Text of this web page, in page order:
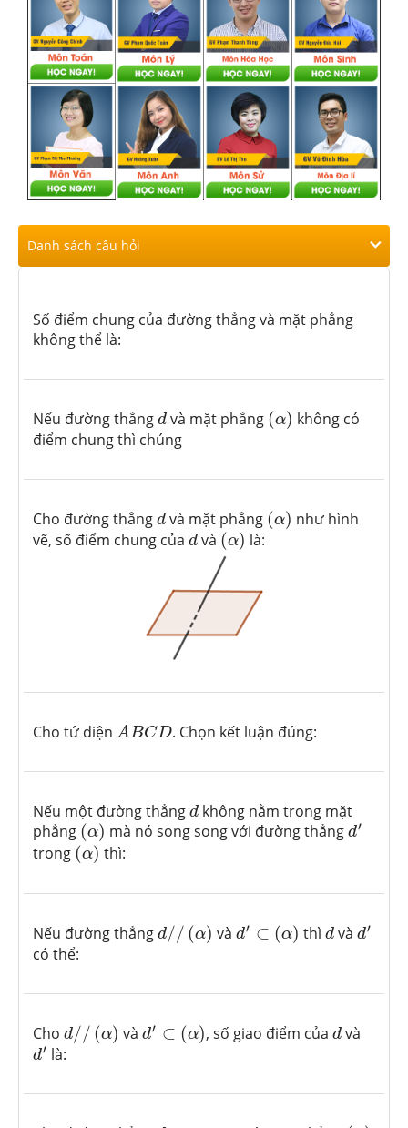
Danh sách câu hỏi
Số điểm chung của đường thẳng và mặt phẳng
không thể là:
Nếu đường thẳng d
dvà mặt phẳng (α)
(α) không có
điểm chung thì chúng
Cho đường thẳng d
dvà mặt phẳng (α)
(α) như hình
vẽ, số điểm chung của d
dvà (α)
(α) là:
Cho tứ diện ABCD
A BCD . Chọn kết luận đúng:
Nếu một đường thẳng d
d không nằm trong mặt
phẳng (α)
(α) mà nó song song với đường thẳng d′
d′
trong (α)
(α) thì:
Nếu đường thẳng d// (α)
d/ /( α) vàd′ ⊂ (α)
d′ ⊂( α) thìd
dvàd′
d′
có thể:
Cho d// (α)
d/ /( α) vàd′ ⊂ (α)
d′ ⊂( α) , số giao điểm củad
dvà
d′
d′ là: